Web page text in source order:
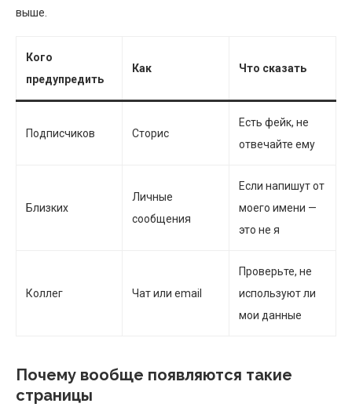
выше.
Кого
предупредить
Как Что сказать
Подписчиков Сторис
Есть фейк, не
отвечайте ему
Близких
Личные
сообщения
Если напишут от
моего имени —
это не я
Коллег Чат или email
Проверьте, не
используют ли
мои данные
Почему вообще появляются такие
страницы